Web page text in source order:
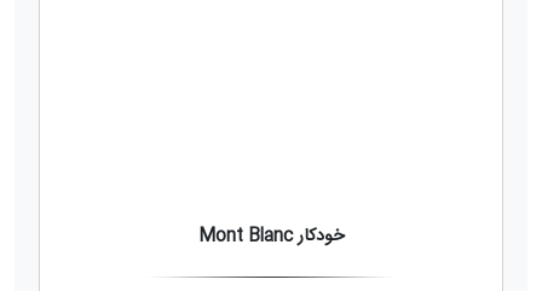
خودکار Mont Blanc